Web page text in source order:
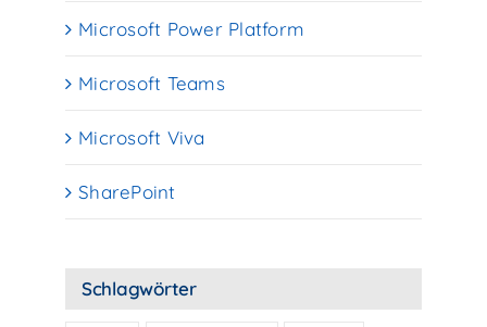
Microsoft Power Platform
Microsoft Teams
Microsoft Viva
SharePoint
Schlagwörter